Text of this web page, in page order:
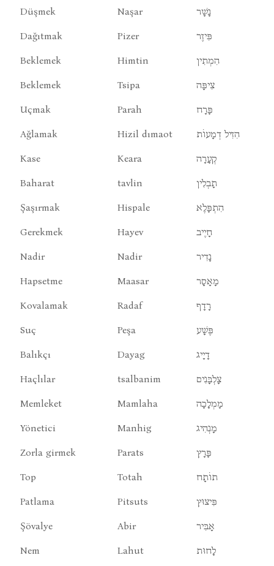
Düşmek Naşar נָשָׁר
Dağıtmak Pizer פִּיזֶר
Beklemek Himtin הִמְתִין
Beklemek Tsipa צִיפָּה
Uçmak Parah פָּרָח
Ağlamak Hizil dımaot הִזִיל דְמָעוֹת
Kase Keara קְעָרָה
Baharat tavlin תָבְלִין
Şaşırmak Hispale הִתְפָּלֶא
Gerekmek Hayev חָיֶיב
Nadir Nadir נָדִיר
Hapsetme Maasar מָאָסָר
Kovalamak Radaf רָדָף
Suç Peşa פֶּשָׁע
Balıkçı Dayag דָיָיג
Haçlılar tsalbanim צָלְבָּנִים
Memleket Mamlaha מָמְלָכָה
Yönetici Manhig מָנְהִיג
Zorla girmek Parats פָּרָץ
Top Totah תוֹתָח
Patlama Pitsuts פִּיצוּץ
Şövalye Abir אָבִּיר
Nem Lahut לָחוּת